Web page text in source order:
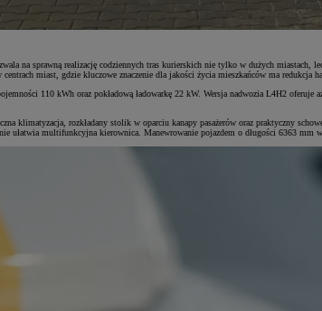
na sprawną realizację codziennych tras kurierskich nie tylko w dużych
miast, gdzie kluczowe znaczenie dla jakości życia mieszkańców ma redukcja
110 kWh oraz pokładową ładowarkę 22 kW. Wersja nadwozia L4H2 oferuje
klimatyzacja, rozkładany stolik w oparciu kanapy pasażerów oraz praktyczny
ułatwia multifunkcyjna kierownica. Manewrowanie pojazdem o długości 6363